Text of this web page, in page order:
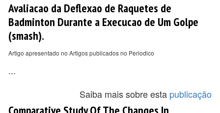
Avaliacao da Deflexao de Raquetes de
Badminton Durante a Execucao de Um Golpe
(smash).
Artigo apresentado no Artigos publicados no Periodico
...
Saiba mais sobre esta publicação
Comparative Study Of The Changes In